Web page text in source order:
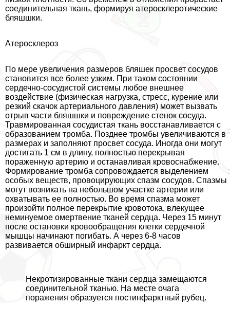
соединительная ткань, формируя атеросклеротические
бляшшки.
Атеросклероз
По мере увеличения размеров бляшек просвет сосудов
становится все более узким. При таком состоянии
сердечно-сосудистой системы любое внешнее
воздействие (физическая нагрузка, стресс, курение или
резкий скачок артериального давления) может вызвать
отрыв части бляшшки и повреждение стенок сосуда.
Травмированная сосудистая ткань восстанавливается с
образованием тромба. Позднее тромбы увеличиваются в
размерах и заполняют просвет сосуда. Иногда они могут
достигать 1 см в длину, полностью перекрывая
пораженную артерию и останавливая кровоснабжение.
Формирование тромба сопровождается выделением
особых веществ, провоцирующих спазм сосудов. Спазмы
могут возникать на небольшом участке артерии или
охватывать ее полностью. Во время спазма может
произойти полное перекрытие кровотока, влекущее
неминуемое омертвение тканей сердца. Через 15 минут
после остановки кровообращения клетки сердечной
мышцы начинают погибать. А через 6-8 часов
развивается обширный инфаркт сердца.
Некротизированные ткани сердца замещаются
соединительной тканью. На месте очага
поражения образуется постинфарктный рубец.